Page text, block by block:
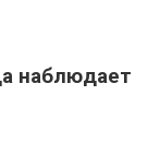
наблюдает